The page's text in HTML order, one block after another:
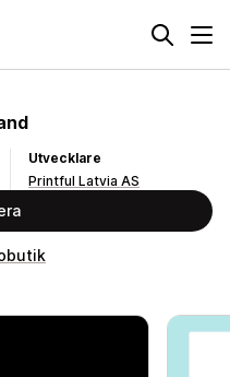
Utvecklare
Printful Latvia AS